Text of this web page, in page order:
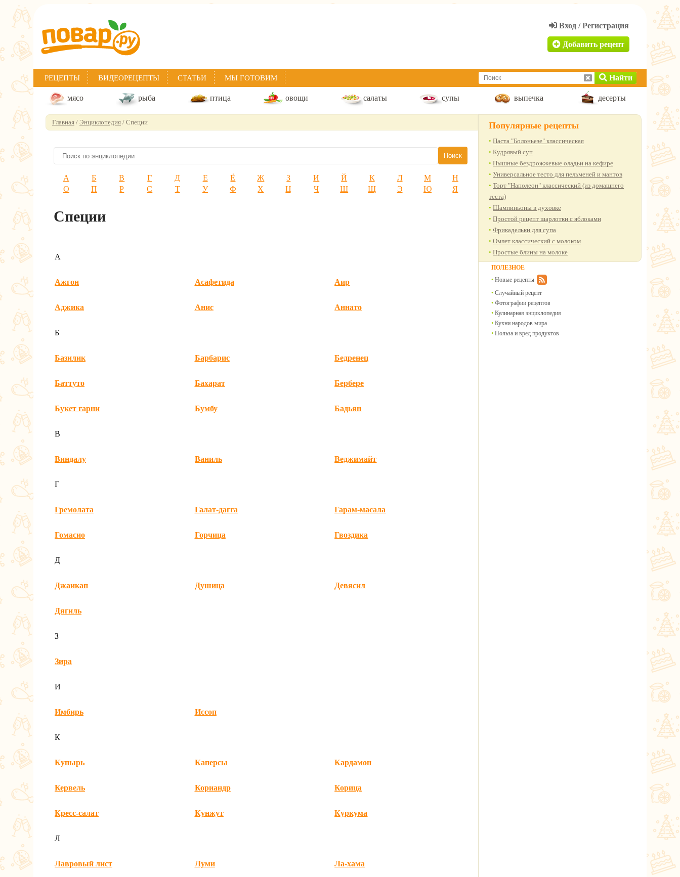
Добавить рецепт
РЕЦЕПТЫ ВИДЕОРЕЦЕПТЫ СТАТЬИ МЫ ГОТОВИМ Найти
мясо рыба птица овощи салаты супы выпечка десерты
Главная / Энциклопедия / Специи
А Б В Г Д Е Ё Ж З И Й К Л М
Н
О
П Р С Т У Ф Х Ц Ч Ш Щ Э Ю Я
Специи
А
Ажгон Асафетида Аир
Аджика Анис Аннато
Б
Базилик Барбарис Бедренец
Баттуто Бахарат Бербере
Букет гарни Бумбу Бадьян
В
Виндалу Ваниль Веджимайт
Г
Гремолата Галат-дагга Гарам-масала
Гомасио Горчица Гвоздика
Д
Джаикап Душица Девясил
Дягиль
З
Зира
И
Имбирь Иссоп
К
Купырь Каперсы Кардамон
Кервель Кориандр Корица
Кресс-салат Кунжут Куркума
Л
Лавровый лист Луми Ла-хама
Популярные рецепты
Паста "Болоньезе" классическая
Кудрявый суп
Пышные бездрожжевые оладьи на кефире
Универсальное тесто для пельменей и мантов
Торт "Наполеон" классический (из домашнего
теста)
Шампиньоны в духовке
Простой рецепт шарлотки с яблоками
Фрикадельки для супа
Омлет классический с молоком
Простые блины на молоке
ПОЛЕЗНОЕ
Новые рецепты
Случайный рецепт
Фотографии рецептов
Кулинарная энциклопедия
Кухни народов мира
Польза и вред продуктов